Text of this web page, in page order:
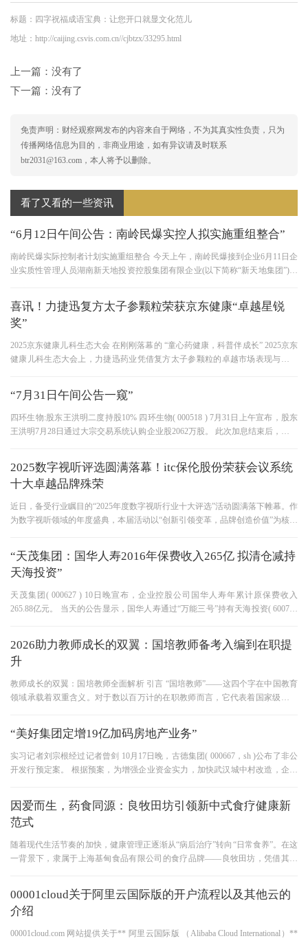
标题：四字祝福成语宝典：让您开口就显文化范儿
地址：http://caijing.csvis.com.cn//cjbtzx/33295.html
上一篇：没有了
下一篇：没有了
免责声明：财经观察网发布的内容来自于网络，不为其真实性负责，只为
传播网络信息为目的，非商业用途，如有异议请及时联系
btr2031@163.com，本人将予以删除。
看了又看的一些资讯
“6月12日午间公告：南岭民爆实控人拟实施重组整合”
南岭民爆实际控制者计划实施重组整合 今天上午，南岭民爆接到企业6月11日企
业实质性管理人员湖南新天地投资控股集团有限企业(以下简称“新天地集团”)的
喜讯！力捷迅复方太子参颗粒荣获京东健康“卓越星锐
奖”
2025京东健康儿科生态大会 在刚刚落幕的 “童心药健康，科普伴成长” 2025京东
健康儿科生态大会上，力捷迅药业凭借复方太子参颗粒的卓越市场表现与消费
“7月31日午间公告一窥”
四环生物:股东王洪明二度持股10% 四环生物( 000518 ) 7月31日上午宣布，股东
王洪明7月28日通过大宗交易系统认购企业股2062万股。 此次加息结束后，王洪
2025数字视听评选圆满落幕！itc保伦股份荣获会议系统
十大卓越品牌殊荣
近日，备受行业瞩目的“2025年度数字视听行业十大评选”活动圆满落下帷幕。作
为数字视听领域的年度盛典，本届活动以“创新引领变革，品牌创造价值”为核心
“天茂集团：国华人寿2016年保费收入265亿 拟清仓减持
天海投资”
天茂集团( 000627 ) 10日晚宣布，企业控股公司国华人寿年累计原保费收入
265.88亿元。 当天的公告显示，国华人寿通过“万能三号”持有天海投资( 600751
2026助力教师成长的双翼：国培教师备考入编到在职提
升
教师成长的双翼：国培教师全面解析 引言 “国培教师”——这四个字在中国教育
领域承载着双重含义。对于数以百万计的在职教师而言，它代表着国家级的专
“美好集团定增19亿加码房地产业务”
实习记者刘宗根经过记者曾剑 10月17日晚，古德集团( 000667，sh )公布了非公
开发行预定案。 根据预案，为增强企业资金实力，加快武汉城中村改造，企业
因爱而生，药食同源：良牧田坊引领新中式食疗健康新
范式
随着现代生活节奏的加快，健康管理正逐渐从“病后治疗”转向“日常食养”。在这
一背景下，隶属于上海基甸食品有限公司的食疗品牌——良牧田坊，凭借其深
00001cloud关于阿里云国际版的开户流程以及其他云的
介绍
00001cloud.com 网站提供关于** 阿里云国际版 （Alibaba Cloud International）**